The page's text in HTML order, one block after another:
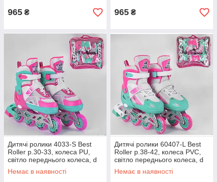
965 ₴ 965 ₴
Дитячі ролики 4033-S Best
Roller р.30-33, колеса PU,
світло переднього колеса, d
коліс 6,5 см роликові ковзани
Немає в наявності
Дитячі ролики 60407-L Best
Roller р.38-42, колеса PVC,
світло переднього колеса, d
коліс 7 см роликові ковзани
Немає в наявності